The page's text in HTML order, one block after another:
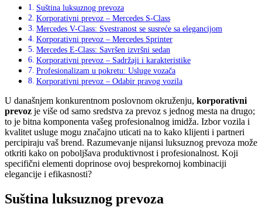
Suština luksuznog prevoza
Korporativni prevoz – Mercedes S-Class
Mercedes V-Class: Svestranost se susreće sa elegancijom
Korporativni prevoz – Mercedes Sprinter
Mercedes E-Class: Savršen izvršni sedan
Korporativni prevoz – Sadržaji i karakteristike
Profesionalizam u pokretu: Usluge vozača
Korporativni prevoz – Odabir pravog vozila
U današnjem konkurentnom poslovnom okruženju, korporativni
prevoz je više od samo sredstva za prevoz s jednog mesta na drugo;
to je bitna komponenta vašeg profesionalnog imidža. Izbor vozila i
kvalitet usluge mogu značajno uticati na to kako klijenti i partneri
percipiraju vaš brend. Razumevanje nijansi luksuznog prevoza može
otkriti kako on poboljšava produktivnost i profesionalnost. Koji
specifični elementi doprinose ovoj besprekornoj kombinaciji
elegancije i efikasnosti?
Suština luksuznog prevoza